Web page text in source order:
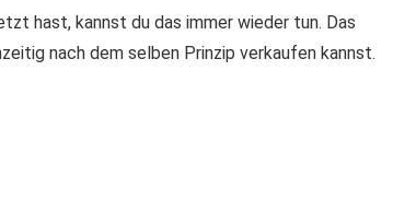
hast, kannst du das immer wieder tun. Das
nach dem selben Prinzip verkaufen kannst.